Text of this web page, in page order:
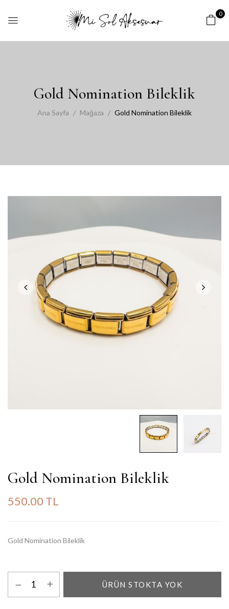
0
Gold Nomination Bileklik
Ana Sayfa Mağaza Gold Nomination Bileklik
Gold Nomination Bileklik
550.00 TL
Gold Nomination Bileklik
ÜRÜN STOKTA YOK